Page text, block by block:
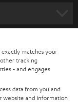
matches your
tracking
- and engages
data from you and
website and information